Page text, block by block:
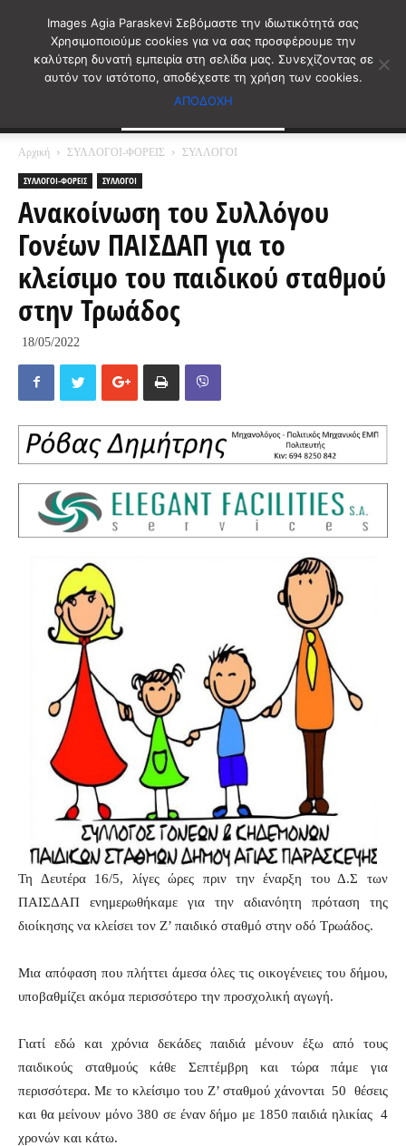
Αρχική ΣΥΛΛΟΓΟΙ-ΦΟΡΕΙΣ ΣΥΛΛΟΓΟΙ
ΣΥΛΛΟΓΟΙ-ΦΟΡΕΙΣ ΣΥΛΛΟΓΟΙ
Ανακοίνωση του Συλλόγου
Γονέων ΠΑΙΣΔΑΠ για το
κλείσιμο του παιδικού σταθμού
στην Τρωάδος
18/05/2022
Τη Δευτέρα 16/5, λίγες ώρες πριν την έναρξη του Δ.Σ των
ΠΑΙΣΔΑΠ ενημερωθήκαμε για την αδιανόητη πρόταση της
διοίκησης να κλείσει τον Ζ’ παιδικό σταθμό στην οδό Τρωάδος.
Μια απόφαση που πλήττει άμεσα όλες τις οικογένειες του δήμου,
υποβαθμίζει ακόμα περισσότερο την προσχολική αγωγή.
Γιατί εδώ και χρόνια δεκάδες παιδιά μένουν έξω από τους
παιδικούς σταθμούς κάθε Σεπτέμβρη και τώρα πάμε για
περισσότερα. Με το κλείσιμο του Ζ’ σταθμού χάνονται 50 θέσεις
και θα μείνουν μόνο 380 σε έναν δήμο με 1850 παιδιά ηλικίας 4
χρονών και κάτω.
Images Agia Paraskevi Σεβόμαστε την ιδιωτικότητά σας
Χρησιμοποιούμε cookies για να σας προσφέρουμε την
καλύτερη δυνατή εμπειρία στη σελίδα μας. Συνεχίζοντας σε
αυτόν τον ιστότοπο, αποδέχεστε τη χρήση των cookies.
ΑΠΟΔΟΧΗ